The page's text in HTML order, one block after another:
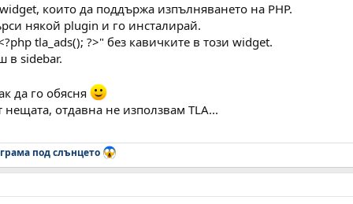
които да поддържа изпълняването на PHP.
някой plugin и го инсталирай.
tla_ads(); ?>" без кавичките в този widget.
в sidebar.
да го обясня
нещата, отдавна не използвам TLA...
под слънцето